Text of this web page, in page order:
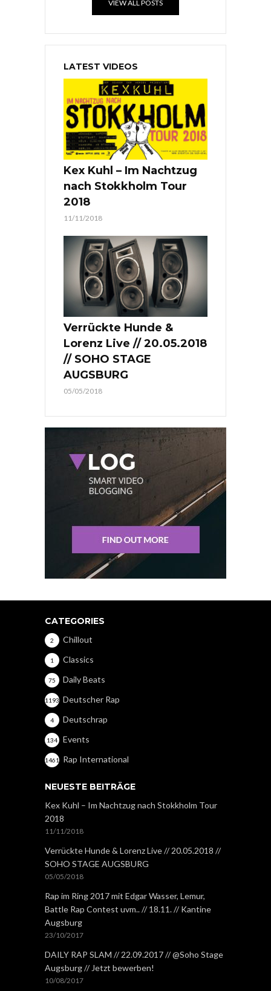
VIEW ALL POSTS
LATEST VIDEOS
Kex Kuhl – Im Nachtzug
nach Stokkholm Tour
2018
11/11/2018
Verrückte Hunde &
Lorenz Live // 20.05.2018
// SOHO STAGE
AUGSBURG
05/05/2018
CATEGORIES
Chillout
2
Classics
1
Daily Beats
75
Deutscher Rap
1193
Deutschrap
4
Events
134
Rap International
1461
NEUESTE BEITRÄGE
Kex Kuhl – Im Nachtzug nach Stokkholm Tour
2018
11/11/2018
Verrückte Hunde & Lorenz Live // 20.05.2018 //
SOHO STAGE AUGSBURG
05/05/2018
Rap im Ring 2017 mit Edgar Wasser, Lemur,
Battle Rap Contest uvm.. // 18.11. // Kantine
Augsburg
23/10/2017
DAILY RAP SLAM // 22.09.2017 // @Soho Stage
Augsburg // Jetzt bewerben!
10/08/2017